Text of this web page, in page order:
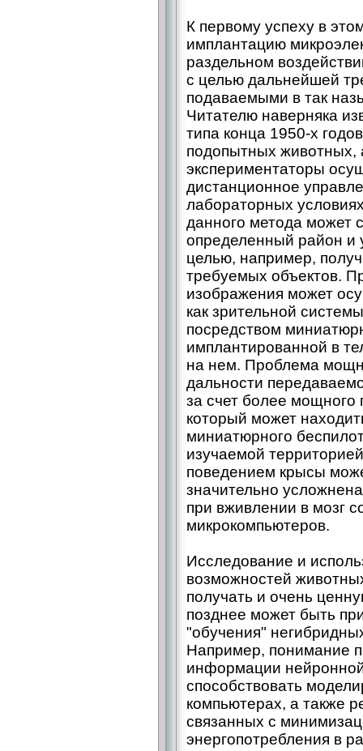
К первому успеху в
имплантацию
раздельном
с целью дальнейшей
подаваемыми в так
Читателю наверняка
типа конца 1950-х
подопытных животных,
экспериментаторы
дистанционное
лабораторных
данного метода может
определенный район и
целью, например,
требуемых объектов.
изображения может
как зрительной
посредством
имплантированной в
на нем. Проблема
дальности
за счет более мощного
который может
миниатюрного
изучаемой
поведением крысы
значительно
при вживлении в мозг
микрокомпьютеров.
Исследование и
возможностей
получать и очень
позднее может быть
"обучения"
Например, понимание
информации
способствовать
компьютерах, а также
связанных с
энергопотребления в